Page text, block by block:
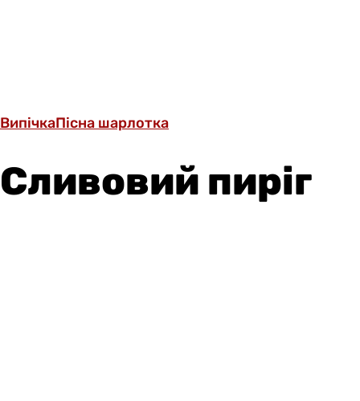
ВипічкаПісна шарлотка
Сливовий пиріг